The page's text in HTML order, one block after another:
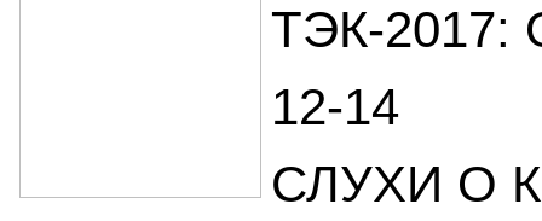
ТЭК-
12-14
СЛУХИ О